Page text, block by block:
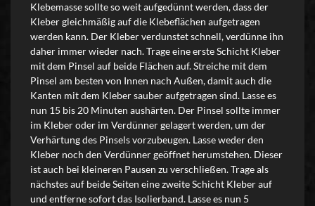
Klebemasse sollte so weit aufgedünnt werden, dass der
Kleber gleichmäßig auf die Klebeflächen aufgetragen
werden kann. Der Kleber verdunstet schnell, verdünne ihn
daher immer wieder nach. Trage eine erste Schicht Kleber
mit dem Pinsel auf beide Flächen auf. Streiche mit dem
Pinsel am besten von Innen nach Außen, damit auch die
Kanten mit dem Kleber sauber aufgetragen sind. Lasse es
nun 15 bis 20 Minuten aushärten. Der Pinsel sollte immer
im Kleber oder im Verdünner gelagert werden, um der
Verhärtung des Pinsels vorzubeugen. Lasse weder den
Kleber noch den Verdünner geöffnet herumstehen. Dieser
ist auch bei kleineren Pausen zu verschließen. Trage als
nächstes auf beide Seiten eine zweite Schicht Kleber auf
und entferne sofort das Isolierband. Lasse es nun 5